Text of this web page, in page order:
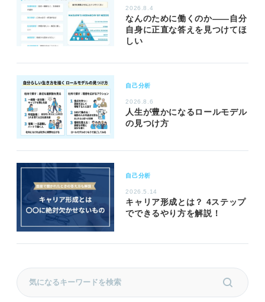
2026.8.4
なんのために働くのか――自分
自身に正直な答えを見つけてほ
しい
自己分析
2026.8.6
人生が豊かになるロールモデル
の見つけ方
自己分析
2026.5.14
キャリア形成とは？ 4ステップ
でできるやり方を解説！